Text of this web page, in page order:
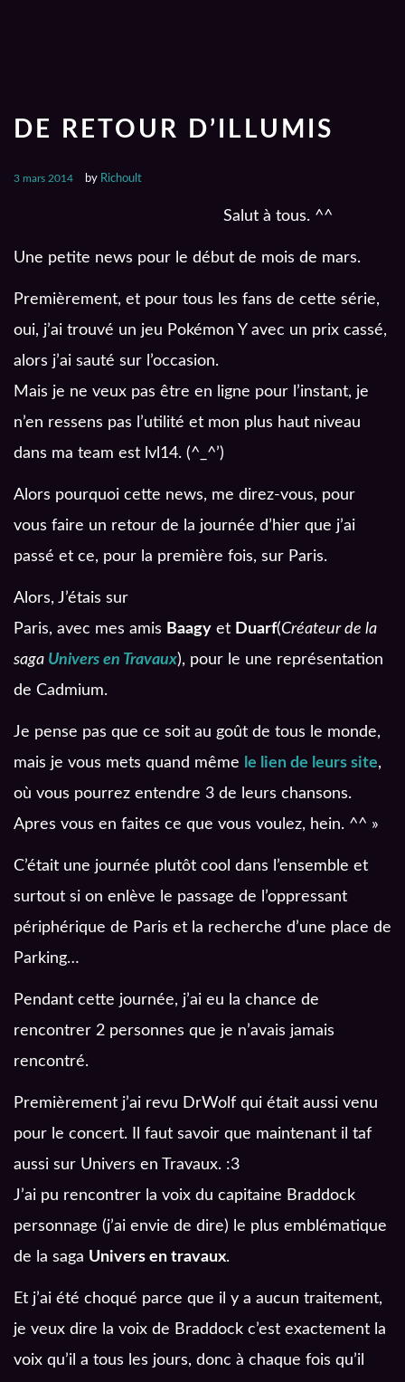
DE RETOUR D’ILLUMIS
3 mars 2014 by Richoult
Salut à tous. ^^
Une petite news pour le début de mois de mars.
Premièrement, et pour tous les fans de cette série,
oui, j’ai trouvé un jeu Pokémon Y avec un prix cassé,
alors j’ai sauté sur l’occasion.
Mais je ne veux pas être en ligne pour l’instant, je
n’en ressens pas l’utilité et mon plus haut niveau
dans ma team est lvl14. (^_^’)
Alors pourquoi cette news, me direz-vous, pour
vous faire un retour de la journée d’hier que j’ai
passé et ce, pour la première fois, sur Paris.
Alors, J’étais sur
Paris, avec mes amis Baagy et Duarf(Créateur de la
saga Univers en Travaux), pour le une représentation
de Cadmium.
Je pense pas que ce soit au goût de tous le monde,
mais je vous mets quand même le lien de leurs site,
où vous pourrez entendre 3 de leurs chansons.
Apres vous en faites ce que vous voulez, hein. ^^ »
C’était une journée plutôt cool dans l’ensemble et
surtout si on enlève le passage de l’oppressant
périphérique de Paris et la recherche d’une place de
Parking…
Pendant cette journée, j’ai eu la chance de
rencontrer 2 personnes que je n’avais jamais
rencontré.
Premièrement j’ai revu DrWolf qui était aussi venu
pour le concert. Il faut savoir que maintenant il taf
aussi sur Univers en Travaux. :3
J’ai pu rencontrer la voix du capitaine Braddock
personnage (j’ai envie de dire) le plus emblématique
de la saga Univers en travaux.
Et j’ai été choqué parce que il y a aucun traitement,
je veux dire la voix de Braddock c’est exactement la
voix qu’il a tous les jours, donc à chaque fois qu’il